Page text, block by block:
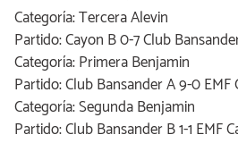
Categoría: Tercera Alevin
Partido: Cayon B 0-7 Club
Categoría: Primera Benjamin
Partido: Club Bansander A 9-0 EMF
Categoría: Segunda Benjamin
Partido: Club Bansander B 1-1 EMF